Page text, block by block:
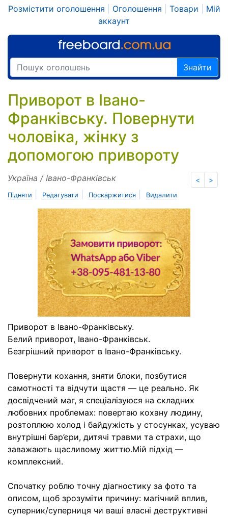
Розмістити оголошення Оголошення Товари
Мій
аккаунт
Знайти
Приворот в Івано-
Франківську. Повернути
чоловіка, жінку з
допомогою привороту
< >
Україна / Івано-Франківськ
Підняти Редагувати Поскаржитися Видалити
Приворот в Івано-Франківську.
Белий приворот, Івано-Франківськ.
Безгрішний приворот в Івано-Франківську.
Повернути кохання, зняти блоки, позбутися
самотності та відчути щастя — це реально. Як
досвідчений маг, я спеціалізуюся на складних
любовних проблемах: повертаю кохану людину,
розтоплюю холод і байдужість у стосунках, усуваю
внутрішні бар’єри, дитячі травми та страхи, що
заважають щасливому життю.Мій підхід —
комплексний.
Спочатку роблю точну діагностику за фото та
описом, щоб зрозуміти причину: магічний вплив,
суперник/суперниця чи ваші власні деструктивні